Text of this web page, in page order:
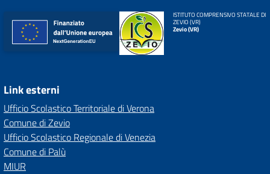
ISTITUTO COMPRENSIVO STATALE DI
ZEVIO (VR)
Zevio (VR)
Link esterni
Ufficio Scolastico Territoriale di Verona
Comune di Zevio
Ufficio Scolastico Regionale di Venezia
Comune di Palù
MIUR